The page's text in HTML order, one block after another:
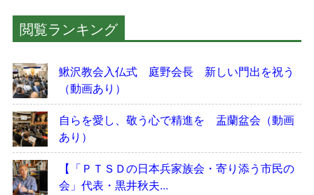
閲覧ランキング
鰍沢教会入仏式 庭野会長 新しい門出を祝う
（動画あり）
自らを愛し、敬う心で精進を 盂蘭盆会（動画
あり）
【「ＰＴＳＤの日本兵家族会・寄り添う市民の
会」代表・黒井秋夫...